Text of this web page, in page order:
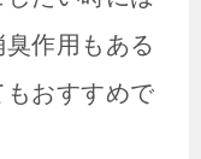
作用もある
おすすめで